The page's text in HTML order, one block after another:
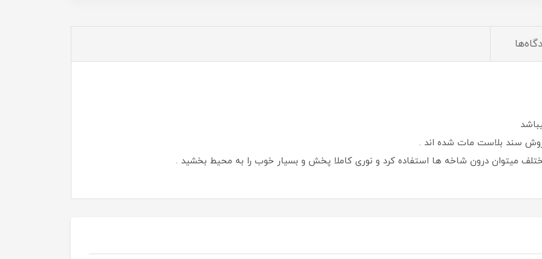
سند بلاست مات شده اند .
میتوان درون شاخه ها استفاده کرد و نوری کاملا پخش و بسیار خوب را به محیط بخشید .